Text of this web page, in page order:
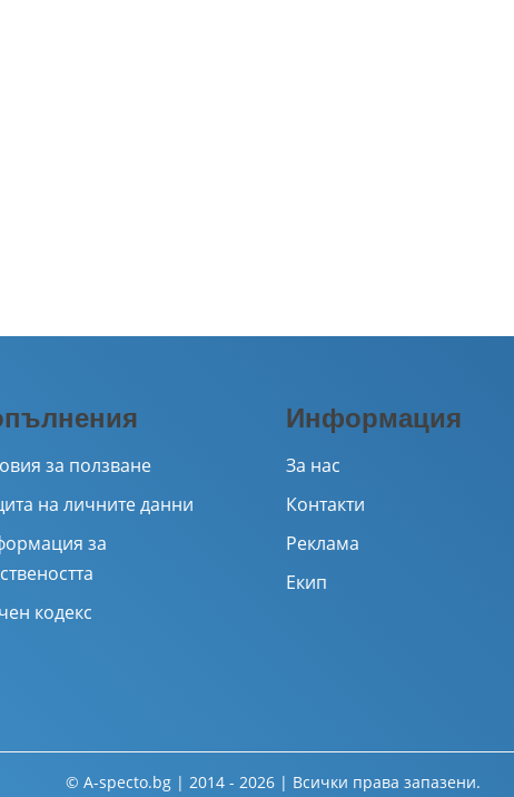
за ползване
на личните данни
за
кодекс
Информация
За нас
Контакти
Реклама
Екип
© A-specto.bg | 2014 - 2026 | Всички права запазени.